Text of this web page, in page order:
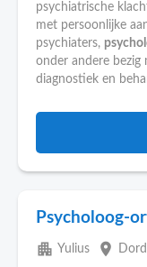
psychiatrische
met persoonlijke
psychiaters,
onder andere
diagnostiek en
Psycholoog-
apartment Yulius place